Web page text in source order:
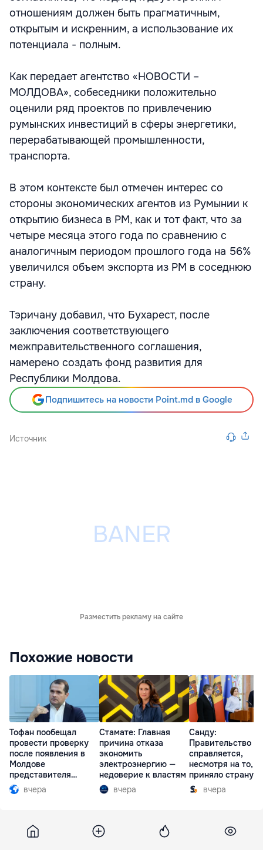
отношениям должен быть прагматичным,
открытым и искренним, а использование их
потенциала - полным.
Как передает агентство «НОВОСТИ –
МОЛДОВА», собеседники положительно
оценили ряд проектов по привлечению
румынских инвестиций в сферы энергетики,
перерабатывающей промышленности,
транспорта.
В этом контексте был отмечен интерес со
стороны экономических агентов из Румынии к
открытию бизнеса в РМ, как и тот факт, что за
четыре месяца этого года по сравнению с
аналогичным периодом прошлого года на 56%
увеличился объем экспорта из РМ в соседнюю
страну.
Тэричану добавил, что Бухарест, после
заключения соответствующего
межправительственного соглашения,
намерено создать фонд развития для
Республики Молдова.
Подпишитесь на новости Point.md в Google
Источник
Разместить рекламу на сайте
Похожие новости
Тофан пообещал
провести проверку
после появления в
Молдове
представителя
Южной Осетии
вчера
Стамате: Главная
причина отказа
экономить
электроэнергию —
недоверие к властям
вчера
Санду:
Правительство
справляется,
несмотря на то,
приняло страну в
разгар кризиса
вчера